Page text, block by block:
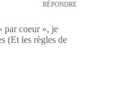
RÉPONDRE
par coeur », je
(Et les règles de